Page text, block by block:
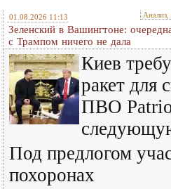
01.08.2026 11:13
Зеленский в Вашингтоне:
c Трампом ничего не дала
Киев
ракет для
ПВО
Под предлогом
похоронах